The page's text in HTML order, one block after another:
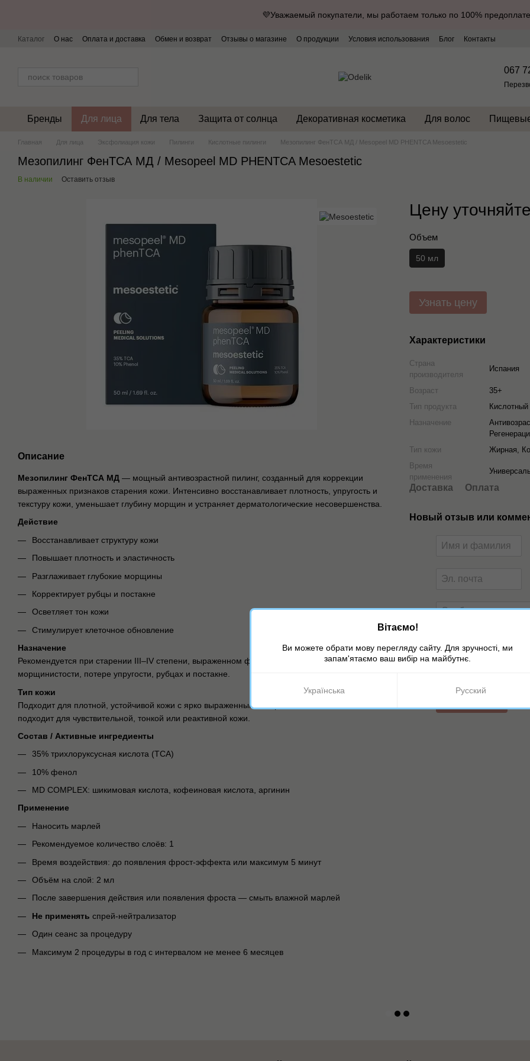
💜Уважаемый покупатели, мы работаем только по 100% предоплате.
Каталог О нас Оплата и доставка Обмен и возврат Отзывы о магазине О продукции Условия использования Блог Контакты
067
Бренды Для лица Для тела Защита от солнца Декоративная косметика Для волос
Главная Для лица Эксфолиация кожи Пилинги Кислотные пилинги Мезопилинг ФенТСА МД / Мesopeel MD PHENTCA Mesoestetic
Мезопилинг ФенТСА МД / Мesopeel MD PHENTCA Mesoestetic
В наличии Оставить отзыв
Описание
Мезопилинг ФенТСА МД — мощный антивозрастной пилинг, созданный для коррекции
выраженных признаков старения кожи. Интенсивно восстанавливает плотность, упругость и
текстуру кожи, уменьшает глубину морщин и устраняет дерматологические несовершенства.
Действие
Восстанавливает структуру кожи
Повышает плотность и эластичность
Разглаживает глубокие морщины
Корректирует рубцы и постакне
Осветляет тон кожи
Стимулирует клеточное обновление
Назначение
Рекомендуется при старении III–IV степени, выраженном фотостарении, глубокой
морщинистости, потере упругости, рубцах и постакне.
Тип кожи
Подходит для плотной, устойчивой кожи с ярко выраженными возрастными изменениями. Не
подходит для чувствительной, тонкой или реактивной кожи.
Состав / Активные ингредиенты
35% трихлоруксусная кислота (TCA)
10% фенол
MD COMPLEX: шикимовая кислота, кофеиновая кислота, аргинин
Применение
Наносить марлей
Рекомендуемое количество слоёв: 1
Время воздействия: до появления фрост-эффекта или максимум 5 минут
Объём на слой: 2 мл
После завершения действия или появления фроста — смыть влажной марлей
Не применять спрей-нейтрализатор
Один сеанс за процедуру
Максимум 2 процедуры в год с интервалом не менее 6 месяцев
Цену уточняйте
Объем
50 мл
Узнать цену
Характеристики
Страна
производителя
Испания
Возраст
35+
Тип продукта
Кислотный
Назначение
Тип кожи
Жирная,
Время
применения
Доставка Оплата
Новый отзыв или
Вітаємо!
Ви можете обрати мову перегляду сайту. Для зручності, ми
запам'ятаємо ваш вибір на майбутнє.
Українська Русский